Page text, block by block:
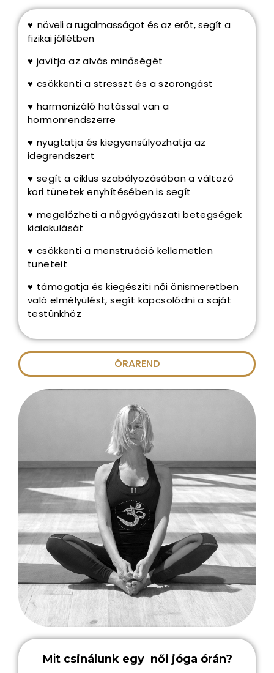
♥növeli a rugalmasságot és az erőt, segít a
fizikai jóllétben
♥ javítja az alvás minőségét
♥ csökkenti a stresszt és a szorongást
♥ harmonizáló hatással van a
hormonrendszerre
♥ nyugtatja és kiegyensúlyozhatja az
idegrendszert
♥ segít a ciklus szabályozásában a változó
kori tünetek enyhítésében is segít
♥ megelőzheti a nőgyógyászati betegségek
kialakulását
♥ csökkenti a menstruáció kellemetlen
tüneteit
♥ támogatja és kiegészíti női önismeretben
való elmélyülést, segít kapcsolódni a saját
testünkhöz
ÓRAREND
Mitcsinálunk egy női jóga órán?